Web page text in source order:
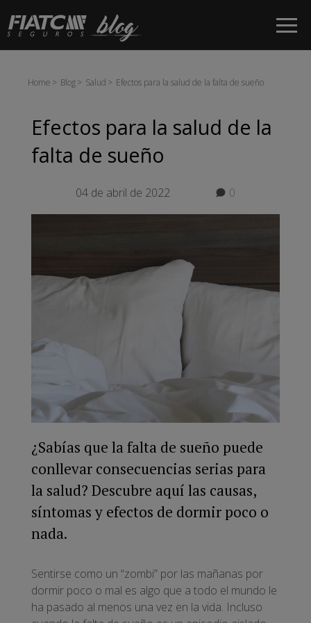
Saltar al contenido principal
Home Blog Salud Efectos para la salud de la falta de sueño
Efectos para la salud de la
falta de sueño
04 de abril de 2022 0
¿Sabías que la falta de sueño puede
conllevar consecuencias serias para
la salud? Descubre aquí las causas,
síntomas y efectos de dormir poco o
nada.
Sentirse como un “zombi” por las mañanas por
dormir poco o mal es algo que a todo el mundo le
ha pasado al menos una vez en la vida. Incluso